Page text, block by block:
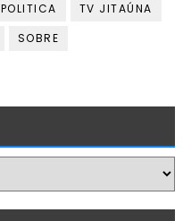
POLITICA
TV JITAÚNA
SOBRE